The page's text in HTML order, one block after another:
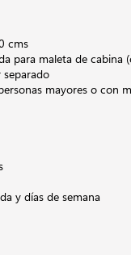
cms
para maleta de cabina
separado
mayores o con
y días de semana